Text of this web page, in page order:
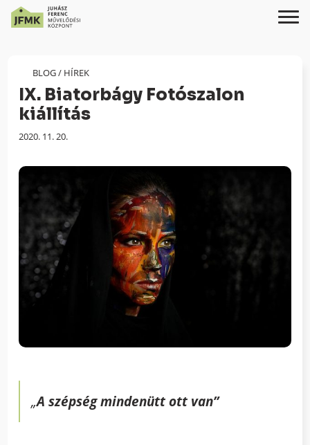
Content
navigációhoz
BLOG/ HÍREK
IX. Biatorbágy Fotószalon
kiállítás
Megjelenés
2020. 11. 20.
„A szépség mindenütt ott van”